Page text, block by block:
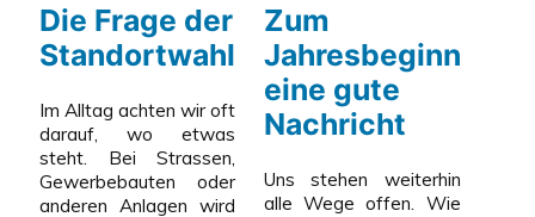
Die Frage der
Standortwahl
Im Alltag achten wir oft
darauf, wo etwas
steht. Bei Strassen,
Gewerbebauten oder
anderen Anlagen wird
Zum
Jahresbeginn
eine gute
Nachricht
Uns stehen weiterhin
alle Wege offen. Wie